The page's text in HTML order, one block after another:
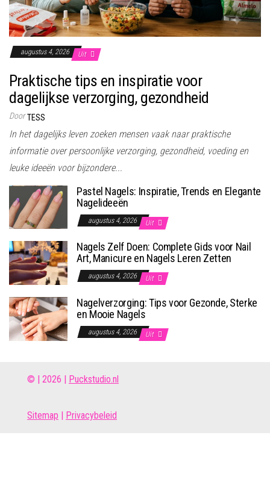
augustus 4, 2026 Uit
Praktische tips en inspiratie voor
dagelijkse verzorging, gezondheid
Door TESS
In het dagelijks leven zoeken mensen vaak naar praktische
informatie over persoonlijke verzorging, gezondheid, voeding en
leuke ideeën voor bijzondere...
Pastel Nagels: Inspiratie, Trends en Elegante
Nagelideeën
augustus 4, 2026 Uit
Nagels Zelf Doen: Complete Gids voor Nail
Art, Manicure en Nagels Leren Zetten
augustus 4, 2026 Uit
Nagelverzorging: Tips voor Gezonde, Sterke
en Mooie Nagels
augustus 4, 2026 Uit
© | 2026 | Puckstudio.nl
Sitemap | Privacybeleid